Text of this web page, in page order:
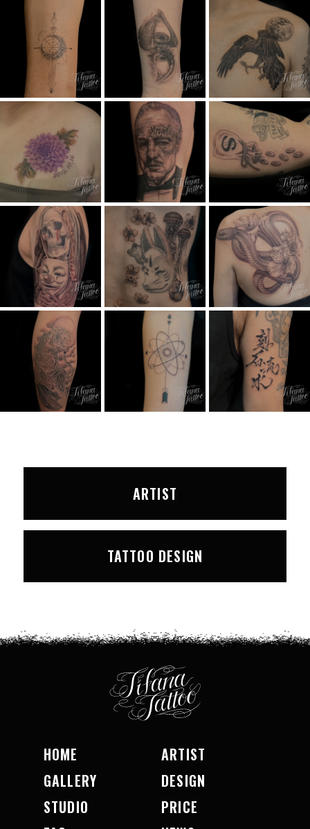
ARTIST
TATTOO DESIGN
HOME
ARTIST
GALLERY
DESIGN
STUDIO
PRICE